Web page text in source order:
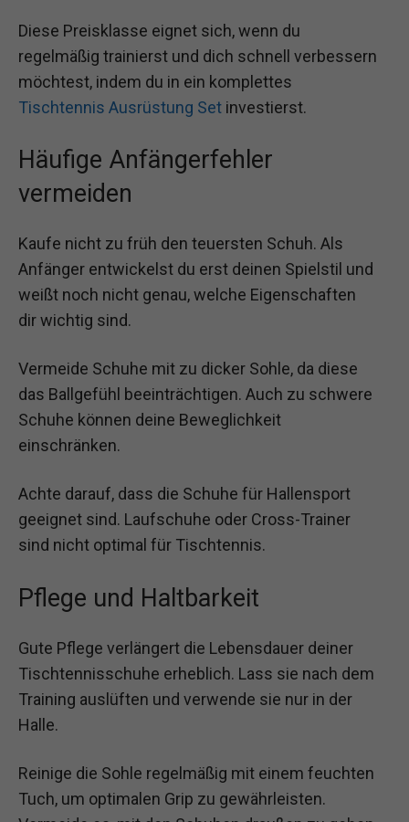
Diese Preisklasse eignet sich, wenn du
regelmäßig trainierst und dich schnell verbessern
möchtest, indem du in ein komplettes
Tischtennis Ausrüstung Set investierst.
Häufige Anfängerfehler
vermeiden
Kaufe nicht zu früh den teuersten Schuh. Als
Anfänger entwickelst du erst deinen Spielstil und
weißt noch nicht genau, welche Eigenschaften
dir wichtig sind.
Vermeide Schuhe mit zu dicker Sohle, da diese
das Ballgefühl beeinträchtigen. Auch zu schwere
Schuhe können deine Beweglichkeit
einschränken.
Achte darauf, dass die Schuhe für Hallensport
geeignet sind. Laufschuhe oder Cross-Trainer
sind nicht optimal für Tischtennis.
Pflege und Haltbarkeit
Gute Pflege verlängert die Lebensdauer deiner
Tischtennisschuhe erheblich. Lass sie nach dem
Training auslüften und verwende sie nur in der
Halle.
Reinige die Sohle regelmäßig mit einem feuchten
Tuch, um optimalen Grip zu gewährleisten.